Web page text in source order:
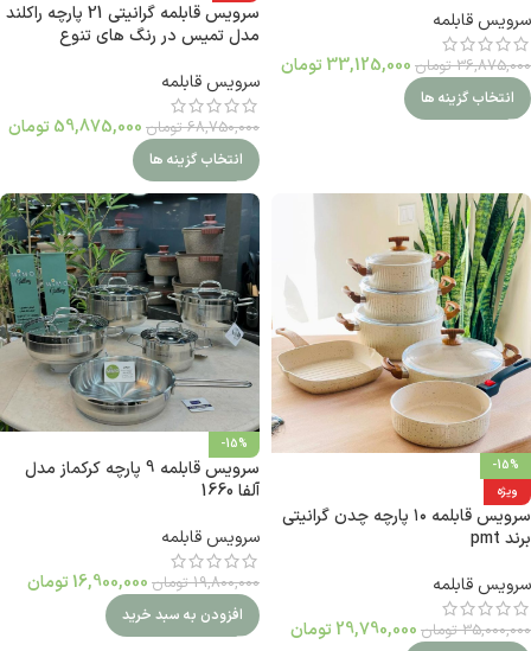
سرویس قابلمه
36,875,000 تومان 33,125,000 تومان
انتخاب گزینه ها
سرویس قابلمه گرانیتی 21 پارچه راکلند
مدل تمیس در رنگ های تنوع
سرویس قابلمه
68,750,000 تومان 59,875,000 تومان
انتخاب گزینه ها
-15%
ویژه
سرویس قابلمه ۱۰ پارچه چدن گرانیتی
برند pmt
سرویس قابلمه
35,000,000 تومان 29,790,000 تومان
-15%
سرویس قابلمه 9 پارچه کرکماز مدل
آلفا 1660
سرویس قابلمه
19,800,000 تومان 16,900,000 تومان
افزودن به سبد خرید